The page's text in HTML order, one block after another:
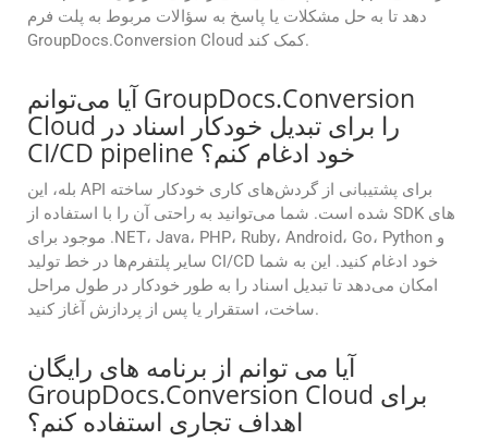
دهد تا به حل مشکلات یا پاسخ به سؤالات مربوط به پلت فرم
GroupDocs.Conversion Cloud کمک کند.
آیا می‌توانم GroupDocs.Conversion
Cloud را برای تبدیل خودکار اسناد در
CI/CD pipeline خود ادغام کنم؟
بله، این API برای پشتیبانی از گردش‌های کاری خودکار ساخته
شده است. شما می‌توانید به راحتی آن را با استفاده از SDK های
موجود برای .NET، Java، PHP، Ruby، Android، Go، Python و
سایر پلتفرم‌ها در خط تولید CI/CD خود ادغام کنید. این به شما
امکان می‌دهد تا تبدیل اسناد را به طور خودکار در طول مراحل
ساخت، استقرار یا پس از پردازش آغاز کنید.
آیا می توانم از برنامه های رایگان
GroupDocs.Conversion Cloud برای
اهداف تجاری استفاده کنم؟